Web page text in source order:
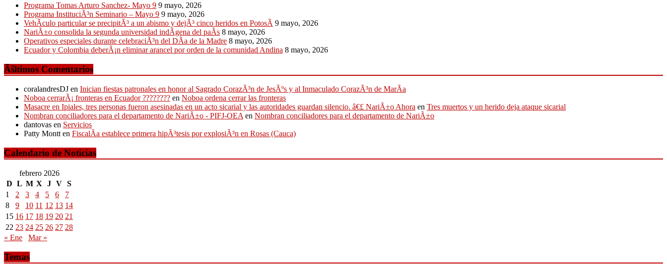
Programa Tomas Arturo Sanchez- Mayo 9 9 mayo, 2026
Programa InstituciÃ³n Seminario – Mayo 9 9 mayo, 2026
VehÃ­culo particular se precipitÃ³ a un abismo y dejÃ³ cinco heridos en PotosÃ­ 9 mayo, 2026
NariÃ±o consolida la segunda universidad indÃ­gena del paÃ­s 8 mayo, 2026
Operativos especiales durante celebraciÃ³n del DÃ­a de la Madre 8 mayo, 2026
Ecuador y Colombia deberÃ¡n eliminar arancel por orden de la comunidad Andina 8 mayo, 2026
Ãšltimos Comentarios
coralandresDJ en Inician fiestas patronales en honor al Sagrado CorazÃ³n de JesÃºs y al Inmaculado CorazÃ³n de MarÃ­a
Noboa cerrarÃ¡ fronteras en Ecuador ???????? en Noboa ordena cerrar las fronteras
Masacre en Ipiales, tres personas fueron asesinadas en un acto sicarial y las autoridades guardan silencio. â€£ NariÃ±o Ahora en Tres muertos y un herido deja ataque sicarial
Nombran conciliadores para el departamento de NariÃ±o - PIFJ-OEAen Nombran conciliadores para el departamento de NariÃ±o
dantovas en Servicios
Patty Montten FiscalÃ­a establece primera hipÃ³tesis por explosiÃ³n en Rosas (Cauca)
Calendario de Noticias
febrero 2026
D L M X J V S
1
2 3 4 5 6
7
8
9 10 11 12 13 14
15 16 17 18 19 20 21
22 23 24 25 26 27 28
« Ene
Mar »
Temas